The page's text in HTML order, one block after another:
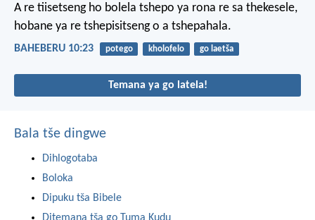
A re tiisetseng ho bolela tshepo ya rona re sa thekesele,
hobane ya re tshepisitseng o a tshepahala.
BAHEBERU 10:23 potego kholofelo go laetša
Temana ya go latela!
Bala tše dingwe
Dihlogotaba
Boloka
Dipuku tša Bibele